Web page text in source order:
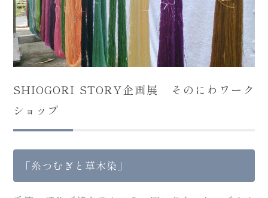
SHIOGORI STORY企画展 そのにわワーク
ショップ
「糸つむぎと草木染」